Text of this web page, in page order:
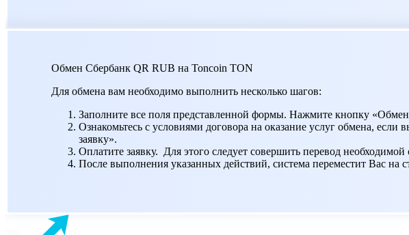
Обмен Сбербанк QR RUB на Toncoin TON
Для обмена вам необходимо выполнить несколько шагов:
Заполните все поля представленной формы. Нажмите кнопку
Ознакомьтесь с условиями договора на оказание услуг обмена,
заявку».
Оплатите заявку. Для этого следует совершить перевод
После выполнения указанных действий, система переместит Вас на